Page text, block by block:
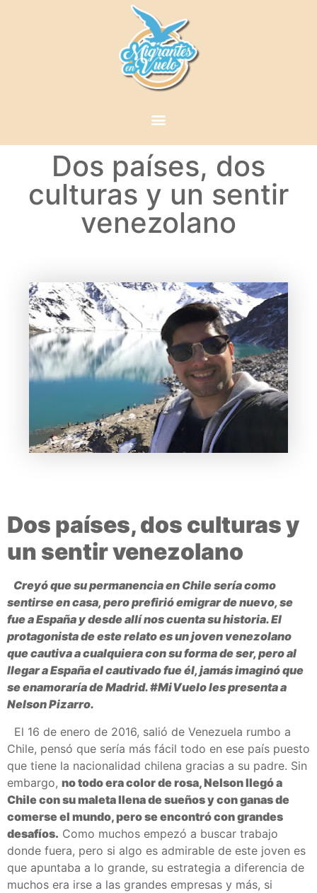
Dos países, dos
culturas y un sentir
venezolano
Dos países, dos culturas y
un sentir venezolano
Creyó que su permanencia en Chile sería como
sentirse en casa, pero prefirió emigrar de nuevo, se
fue a España y desde allí nos cuenta su historia. El
protagonista de este relato es un joven venezolano
que cautiva a cualquiera con su forma de ser, pero al
llegar a España el cautivado fue él, jamás imaginó que
se enamoraría de Madrid. #MiVuelo les presenta a
Nelson Pizarro.
El 16 de enero de 2016, salió de Venezuela rumbo a
Chile, pensó que sería más fácil todo en ese país puesto
que tiene la nacionalidad chilena gracias a su padre. Sin
embargo, no todo era color de rosa, Nelson llegó a
Chile con su maleta llena de sueños y con ganas de
comerse el mundo, pero se encontró con grandes
desafíos. Como muchos empezó a buscar trabajo
donde fuera, pero si algo es admirable de este joven es
que apuntaba a lo grande, su estrategia a diferencia de
muchos era irse a las grandes empresas y más, si